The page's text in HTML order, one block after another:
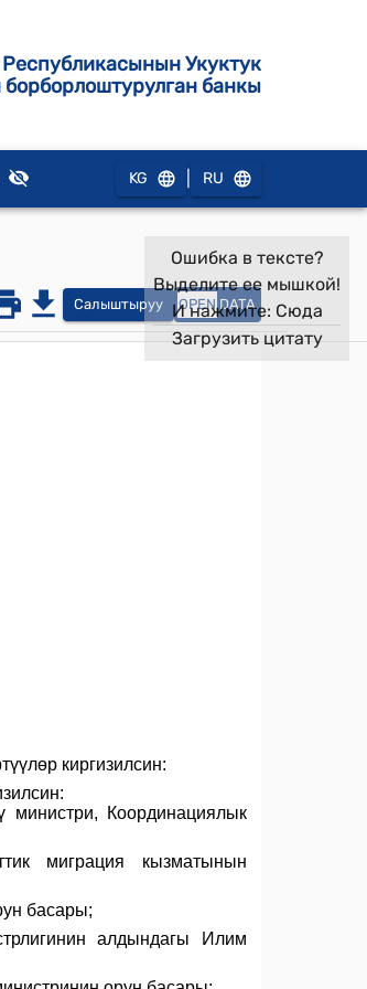
Укуктук
банкы
KG RU
Салыштыруу OPEN DATA
Ошибка в тексте?
Выделите ее мышкой!
И нажмите: Сюда
Загрузить цитату